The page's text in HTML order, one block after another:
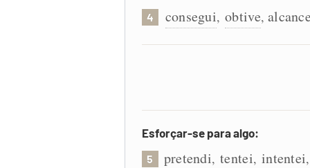
4 consegui, obtive,
Esforçar-se para algo:
5 pretendi, tentei, intentei,